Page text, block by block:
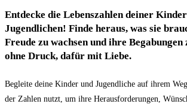
Entdecke die Lebenszahlen deiner
Jugendlichen! Finde heraus, was sie
Freude zu wachsen und ihre
ohne Druck, dafür mit Liebe.
Begleite deine Kinder und Jugendliche auf ihrem
der Zahlen nutzt, um ihre Herausforderungen,